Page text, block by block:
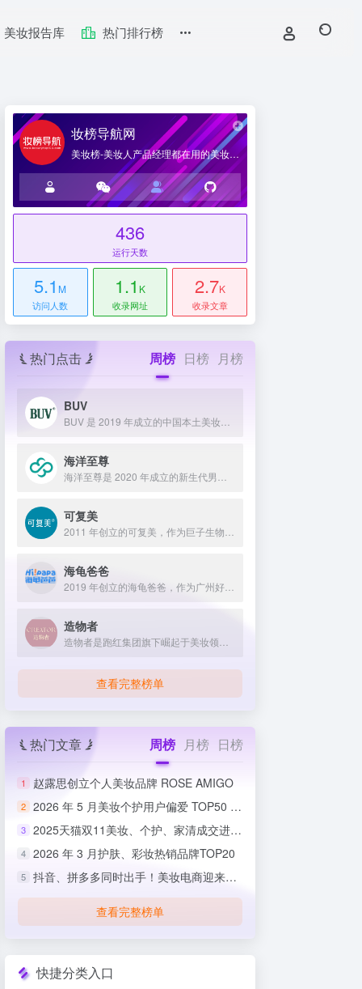
美妆报告库 热门排行榜
妆榜导航网
美妆榜-美妆人产品经理都在用的美妆产业导航网站
436
运行天数
5.1 M
访问人数
1.1 K
收录网址
2.7K
收录文章
热门点击 周榜 日榜 月榜
BUV
海洋至尊
可复美
海龟爸爸
造物者
查看完整榜单
热门文章 周榜 月榜 日榜
1 赵露思创立个人美妆品牌 ROSE AMIGO
2 2026 年 5 月美妆个护用户偏爱 TOP50 榜单出炉
3 2025天猫双11美妆、个护、家清成交进度排行榜
4 2026 年 3 月护肤、彩妆热销品牌TOP20
5 抖音、拼多多同时出手！美妆电商迎来史上最严整治
查看完整榜单
快捷分类入口